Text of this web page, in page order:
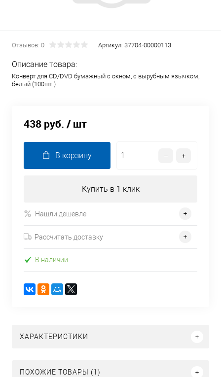
Отзывов: 0 Артикул: 37704-00000113
Описание товара:
Конверт для CD/DVD бумажный с окном, с вырубным язычком,
белый (100шт.)
438 руб. / шт
В корзину
Купить в 1 клик
Нашли дешевле
Рассчитать доставку
В наличии
ХАРАКТЕРИСТИКИ
ПОХОЖИЕ ТОВАРЫ (1)